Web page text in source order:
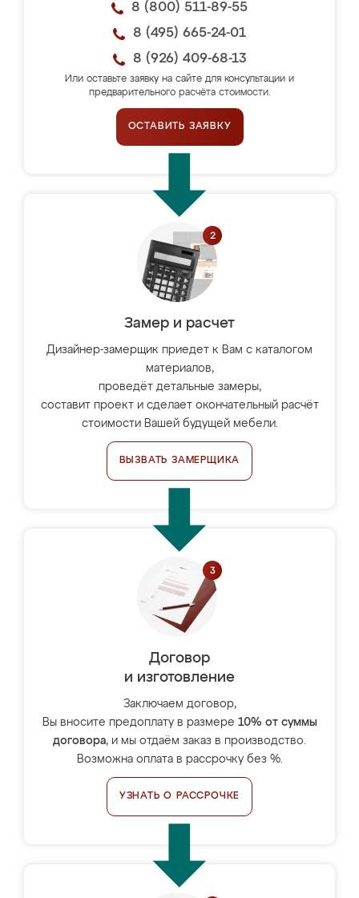
8 (800) 511-89-55
8 (495) 665-24-01
8 (926) 409-68-13
Или оставьте заявку на сайте для консультации и
предварительного расчёта стоимости.
ОСТАВИТЬ ЗАЯВКУ
Замер и расчет
Дизайнер-замерщик приедет к Вам с каталогом
материалов,
проведёт детальные замеры,
составит проект и сделает окончательный расчёт
стоимости Вашей будущей мебели.
ВЫЗВАТЬ ЗАМЕРЩИКА
Договор
и изготовление
Заключаем договор,
Вы вносите предоплату в размере 10% от суммы
договора, и мы отдаём заказ в производство.
Возможна оплата в рассрочку без %.
УЗНАТЬ О РАССРОЧКЕ